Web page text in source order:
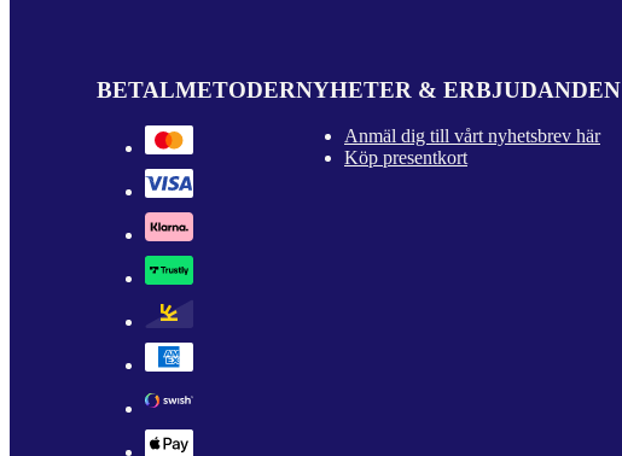
BETALMETODERNYHETER & ERBJUDANDEN
Anmäl dig till vårt nyhetsbrev här
Köp presentkort